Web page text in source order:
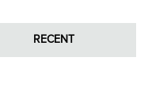
RECENT